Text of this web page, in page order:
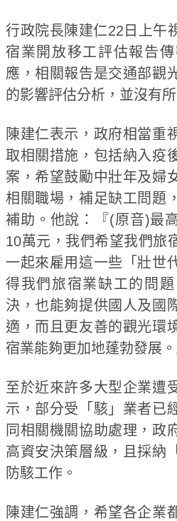
行政院長陳建仁22日上午
宿業開放移工評估報告
應，相關報告是交通部觀
的影響評估分析，並沒有
陳建仁表示，政府相當重
取相關措施，包括納入疫
案，希望鼓勵中壯年及婦
相關職場，補足缺工問題
補助。他說：『(原音)最
10萬元，我們希望我們旅
一起來雇用這一些「壯世
得我們旅宿業缺工的問
決，也能夠提供國人及國
適，而且更友善的觀光環
宿業能夠更加地蓬勃發展。
至於近來許多大型企業遭
示，部分受「駭」業者已
同相關機關協助處理，政
高資安決策層級，且採納
防駭工作。
陳建仁強調，希望各企業